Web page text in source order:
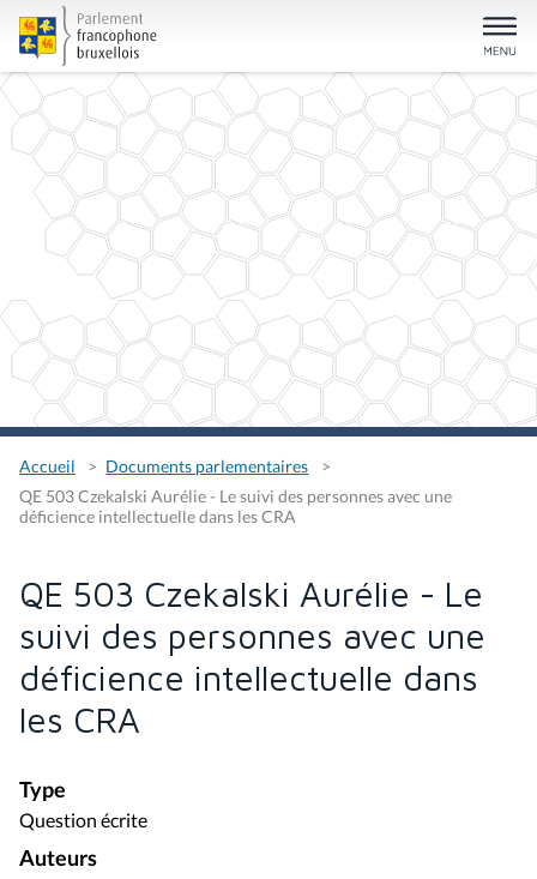
Accueil
Documents parlementaires
QE 503 Czekalski Aurélie - Le suivi des personnes avec une
déficience intellectuelle dans les CRA
QE 503 Czekalski Aurélie - Le
suivi des personnes avec une
déficience intellectuelle dans
les CRA
Type
Question écrite
Auteurs